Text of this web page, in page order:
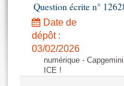
Projets de loi
Propositions de loi
Amendements
Textes adoptés
Histoire
Juniors
Anciennes
Contacts et plan
Photos libres de droit
Question écrite n°
Date de
dépôt :
03/02/2026
numérique -
ICE !